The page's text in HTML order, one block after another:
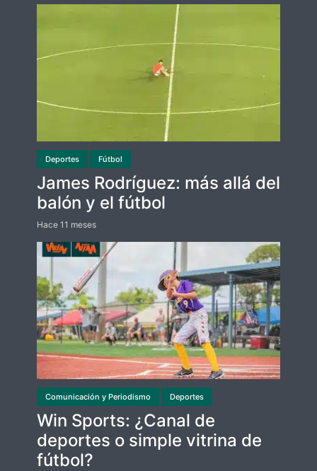
Deportes Fútbol
James Rodríguez: más allá del
balón y el fútbol
Hace 11 meses
Comunicación y Periodismo Deportes
Win Sports: ¿Canal de
deportes o simple vitrina de
fútbol?